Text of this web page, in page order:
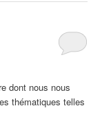
dont nous nous
thématiques telles